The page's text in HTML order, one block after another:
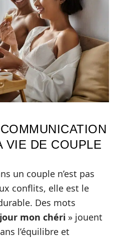
VIE DE COUPLE
un couple n’est pas
conflits, elle est le
Des mots
mon chéri » jouent
l’équilibre et